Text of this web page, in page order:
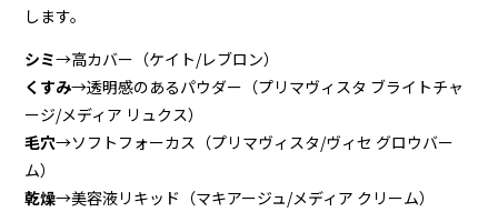
します。
シミ→高カバー（ケイト/レブロン）
くすみ→透明感のあるパウダー（プリマヴィスタ ブライトチャ
ージ/メディア リュクス）
毛穴→ソフトフォーカス（プリマヴィスタ/ヴィセ グロウバー
ム）
乾燥→美容液リキッド（マキアージュ/メディア クリーム）